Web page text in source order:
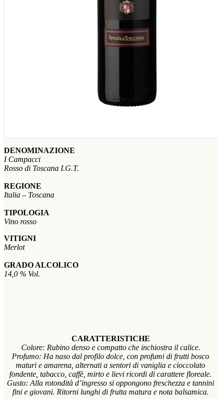
DENOMINAZIONE
I Campacci
Rosso di Toscana I.G.T.
REGIONE
Italia – Toscana
TIPOLOGIA
Vino rosso
VITIGNI
Merlot
GRADO ALCOLICO
14,0 % Vol.
CARATTERISTICHE
Colore: Rubino denso e compatto che inchiostra il calice.
Profumo: Ha naso dal profilo dolce, con profumi di frutti bosco
maturi e amarena, alternati a sentori di vaniglia e cioccolato
fondente, tabacco, caffè, mirto e lievi ricordi di carattere floreale.
Gusto: Alla rotondità d’ingresso si oppongono freschezza e tannini
fini e giovani. Ritorni lunghi di frutta matura e nota balsamica.